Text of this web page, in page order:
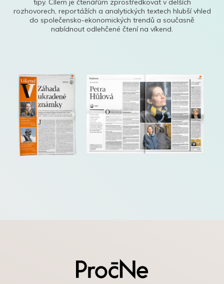
tipy. Cílem je čtenářům zprostředkovat v delších
rozhovorech, reportážích a analytických textech hlubší vhled
do společensko-ekonomických trendů a současně
nabídnout odlehčené čtení na víkend.